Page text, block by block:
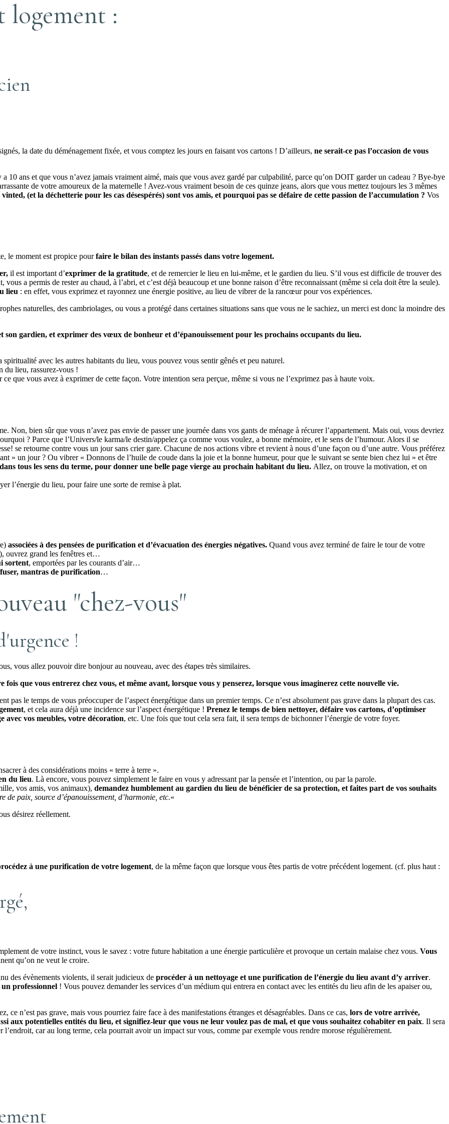
:
la date du déménagement fixée, et vous comptez les jours en faisant vos cartons ! D’ailleurs, ne serait-ce pas l’occasion de vous
10 ans et que vous n’avez jamais vraiment aimé, mais que vous avez gardé par culpabilité, parce qu’on DOIT garder un cadeau ? Bye-bye
de votre amoureux de la maternelle ! Avez-vous vraiment besoin de ces quinze jeans, alors que vous mettez toujours les 3 mêmes
(et la déchetterie pour les cas désespérés) sont vos amis, et pourquoi pas se défaire de cette passion de l’accumulation ? Vos
le moment est propice pourfaire le bilan des instants passés dans votre logement.
il est important d’exprimer de la gratitude, et de remercier le lieu en lui-même, et le gardien du lieu. S’il vous est difficile de trouver des
a permis de rester au chaud, à l’abri, et c’est déjà beaucoup et une bonne raison d’être reconnaissant (même si cela doit être la seule).
lieu : en effet, vous exprimez et rayonnez une énergie positive, au lieu de vibrer de la rancœur pour vos expériences.
naturelles, des cambriolages, ou vous a protégé dans certaines situations sans que vous ne le sachiez, un merci est donc la moindre des
gardien, et exprimer des vœux de bonheur et d’épanouissement pour les prochains occupants du lieu.
avec les autres habitants du lieu, vous pouvez vous sentir gênés et peu naturel.
du lieu, rassurez-vous !
ce que vous avez à exprimer de cette façon. Votre intention sera perçue, même si vous ne l’exprimez pas à haute voix.
Non, bien sûr que vous n’avez pas envie de passer une journée dans vos gants de ménage à récurer l’appartement. Mais oui, vous devriez
? Parce que l’Univers/le karma/le destin/appelez ça comme vous voulez, a bonne mémoire, et le sens de l’humour. Alors il se
se retourne contre vous un jour sans crier gare. Chacune de nos actions vibre et revient à nous d’une façon ou d’une autre. Vous préférez
» un jour ? Ou vibrer « Donnons de l’huile de coude dans la joie et la bonne humeur, pour que le suivant se sente bien chez lui » et être
tous les sens du terme, pour donner une belle page vierge au prochain habitant du lieu. Allez, on trouve la motivation, et on
l’énergie du lieu, pour faire une sorte de remise à plat.
associées à des pensées de purification et d’évacuation des énergies négatives. Quand vous avez terminé de faire le tour de votre
ouvrez grand les fenêtres et…
sortent, emportées par les courants d’air…
mantras de purification…
"chez-vous"
!
vous allez pouvoir dire bonjour au nouveau, avec des étapes très similaires.
fois que vous entrerez chez vous, et même avant, lorsque vous y penserez, lorsque vous imaginerez cette nouvelle vie.
pas le temps de vous préoccuper de l’aspect énergétique dans un premier temps. Ce n’est absolument pas grave dans la plupart des cas.
, et cela aura déjà une incidence sur l’aspect énergétique ! Prenez le temps de bien nettoyer, défaire vos cartons, d’optimiser
avec vos meubles, votre décoration, etc. Une fois que tout cela sera fait, il sera temps de bichonner l’énergie de votre foyer.
à des considérations moins « terre à terre ».
du lieu. Là encore, vous pouvez simplement le faire en vous y adressant par la pensée et l’intention, ou par la parole.
vos amis, vos animaux), demandez humblement au gardien du lieu de bénéficier de sa protection, et faites part de vos souhaits
de paix, source d’épanouissement, d’harmonie, etc.«
désirez réellement.
à une purification de votre logement, de la même façon que lorsque vous êtes partis de votre précédent logement. (cf. plus haut :
de votre instinct, vous le savez : votre future habitation a une énergie particulière et provoque un certain malaise chez vous. Vous
qu’on ne veut le croire.
des évènements violents, il serait judicieux de procéder à un nettoyage et une purification de l’énergie du lieu avant d’y arriver.
professionnel ! Vous pouvez demander les services d’un médium qui entrera en contact avec les entités du lieu afin de les apaiser ou,
n’est pas grave, mais vous pourriez faire face à des manifestations étranges et désagréables. Dans ce cas, lors de votre arrivée,
aux potentielles entités du lieu, et signifiez-leur que vous ne leur voulez pas de mal, et que vous souhaitez cohabiter en paix. Il sera
car au long terme, cela pourrait avoir un impact sur vous, comme par exemple vous rendre morose régulièrement.